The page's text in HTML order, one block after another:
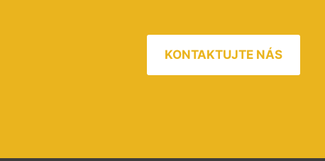
KONTAKTUJTE NÁS